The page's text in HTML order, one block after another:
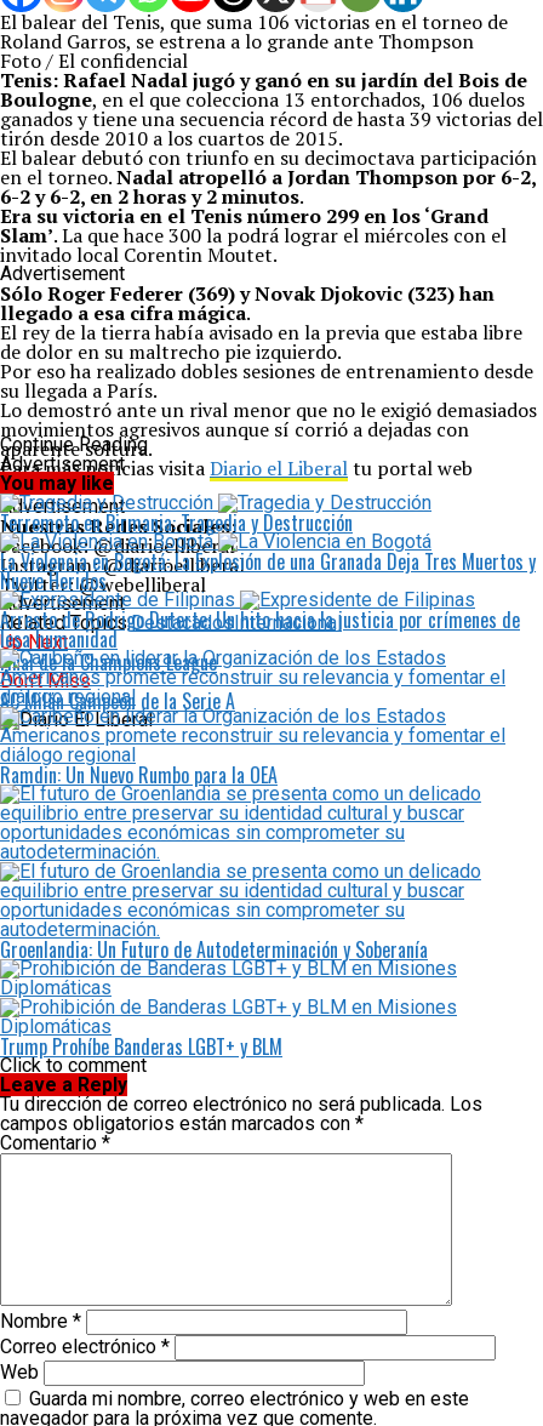
El balear del Tenis, que suma 106 victorias en el torneo de
Roland Garros, se estrena a lo grande ante Thompson
Foto / El confidencial
Tenis:Rafael Nadal jugó y ganó en su jardín del Bois de
Boulogne, en el que colecciona 13 entorchados, 106 duelos
ganados y tiene una secuencia récord de hasta 39 victorias del
tirón desde 2010 a los cuartos de 2015.
El balear debutó con triunfo en su decimoctava participación
en el torneo.Nadal atropelló a Jordan Thompson por 6-2,
6-2 y 6-2, en 2 horas y 2 minutos.
Era su victoria en el Tenis número 299 en los ‘Grand
Slam’. La que hace 300 la podrá lograr el miércoles con el
invitado local Corentin Moutet.
Advertisement
Sólo Roger Federer (369) y Novak Djokovic (323) han
llegado a esa cifra mágica.
El rey de la tierra había avisado en la previa que estaba libre
de dolor en su maltrecho pie izquierdo.
Por eso ha realizado dobles sesiones de entrenamiento desde
su llegada a París.
Lo demostró ante un rival menor que no le exigió demasiados
movimientos agresivos aunque sí corrió a dejadas con
aparente soltura.
Para más noticias visitaDiario el Liberaltu portal web
favorito.
Advertisement
Nuestras Redes Sociales:
Facebook: @diarioelliberal
Instagram: @diarioelliberal
Twitter: @webelliberal
Advertisement
Related Topics:DestacadosInternacional
Up Next
Final de la Champions League
Don't Miss
AC Milán Campeón de la Serie A
Continue Reading
Advertisement
You may like
Terremoto en Birmania: Tragedia y Destrucción
La Violencia en Bogotá: La Explosión de una Granada Deja Tres Muertos y
Nueve Heridos
Arresto de Rodrigo Duterte: Un hito hacia la justicia por crímenes de
lesa humanidad
Ramdin: Un Nuevo Rumbo para la OEA
Groenlandia: Un Futuro de Autodeterminación y Soberanía
Trump Prohíbe Banderas LGBT+ y BLM
Click to comment
Leave a Reply
Tu dirección de correo electrónico no será publicada. Los
campos obligatorios están marcados con *
Comentario *
Nombre *
Correo electrónico *
Web
Guarda mi nombre, correo electrónico y web en este
navegador para la próxima vez que comente.